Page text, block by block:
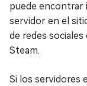
puede encontrar
servidor en el
de redes
Steam.
Si los servidores